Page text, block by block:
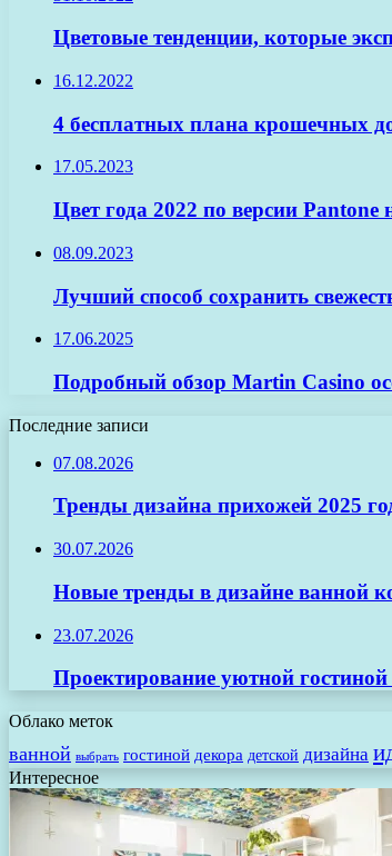
Цветовые тенденции, которые
16.12.2022
4 бесплатных плана крошечных
17.05.2023
Цвет года 2022 по версии Pantone
08.09.2023
Лучший способ сохранить
17.06.2025
Подробный обзор Martin Casino
Последние записи
07.08.2026
Тренды дизайна прихожей 2025
30.07.2026
Новые тренды в дизайне ванной
23.07.2026
Проектирование уютной
Облако меток
ванной выбрать гостиной декора детской дизайна
Интересное